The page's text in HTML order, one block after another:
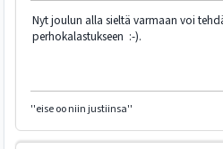
Nyt joulun alla sieltä varmaan voi
perhokalastukseen :-).
''eise oo niin justiinsa''